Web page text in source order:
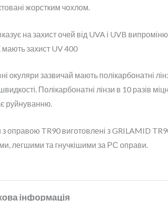
жорстким чохлом.
на захист очей від UVA і UVB
захист UV 400
окуляри зазвичай мають полікарбонатні
Полікарбонатні лінзи в 10 разів
руйнуванню.
оправою TR90 виготовлені з GRILAMID
легшими та гнучкішими за РС оправи.
інформація